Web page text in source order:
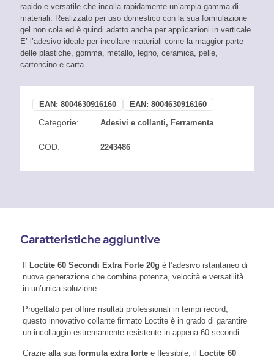
rapido e versatile che incolla rapidamente un’ampia gamma di
materiali. Realizzato per uso domestico con la sua formulazione
gel non cola ed è quindi adatto anche per applicazioni in verticale.
E’ l’adesivo ideale per incollare materiali come la maggior parte
delle plastiche, gomma, metallo, legno, ceramica, pelle,
cartoncino e carta.
EAN: 8004630916160 EAN: 8004630916160
Categorie: Adesivi e collanti, Ferramenta
COD: 2243486
Caratteristiche aggiuntive
Il Loctite 60 Secondi Extra Forte 20g è l’adesivo istantaneo di
nuova generazione che combina potenza, velocità e versatilità
in un’unica soluzione.
Progettato per offrire risultati professionali in tempi record,
questo innovativo collante firmato Loctite è in grado di garantire
un incollaggio estremamente resistente in appena 60 secondi.
Grazie alla sua formula extra fortee flessibile, il Loctite 60